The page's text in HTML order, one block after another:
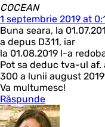
COCEAN
1 septembrie 2019 at
Buna seara, la
a depus D311, iar
la 01.08.2019 l-a
Pot sa deduc tva-ul
300 a lunii august
Va multumesc!
Răspunde